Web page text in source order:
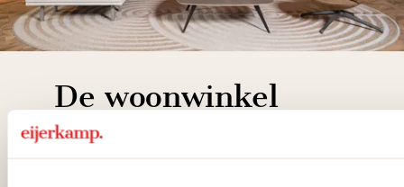
De woonwinkel
gezien op tv!